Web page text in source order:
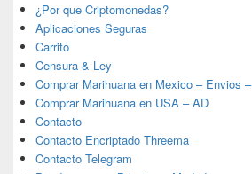
¿Por que Criptomonedas?
Aplicaciones Seguras
Carrito
Censura & Ley
Comprar Marihuana en Mexico – Envios –
Comprar Marihuana en USA – AD
Contacto
Contacto Encriptado Threema
Contacto Telegram